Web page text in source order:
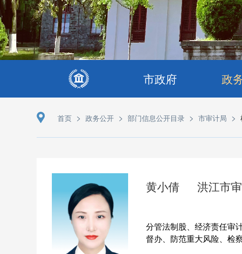
市政府 政
首页 > 政务公开 > 部门信息公开目录 > 市审计局 >
黄小倩 洪江市
分管法制股、经济责任审
督办、防范重大风险、检